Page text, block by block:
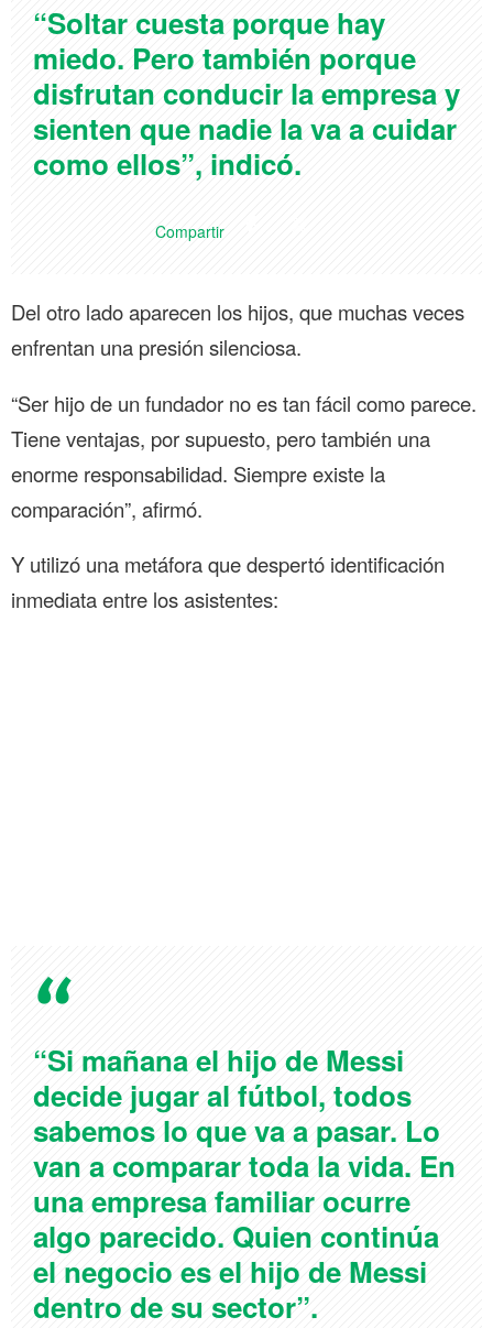
“Soltar cuesta porque hay
miedo. Pero también porque
disfrutan conducir la empresa y
sienten que nadie la va a cuidar
como ellos”, indicó.
Compartir
Del otro lado aparecen los hijos, que muchas veces
enfrentan una presión silenciosa.
“Ser hijo de un fundador no es tan fácil como parece.
Tiene ventajas, por supuesto, pero también una
enorme responsabilidad. Siempre existe la
comparación”, afirmó.
Y utilizó una metáfora que despertó identificación
inmediata entre los asistentes:
“Si mañana el hijo de Messi
decide jugar al fútbol, todos
sabemos lo que va a pasar. Lo
van a comparar toda la vida. En
una empresa familiar ocurre
algo parecido. Quien continúa
el negocio es el hijo de Messi
dentro de su sector”.